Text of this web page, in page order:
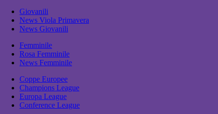
Giovanili
News Viola Primavera
News Giovanili
Femminile
Rosa Femminile
News Femminile
Coppe Europee
Champions League
Europa League
Conference League